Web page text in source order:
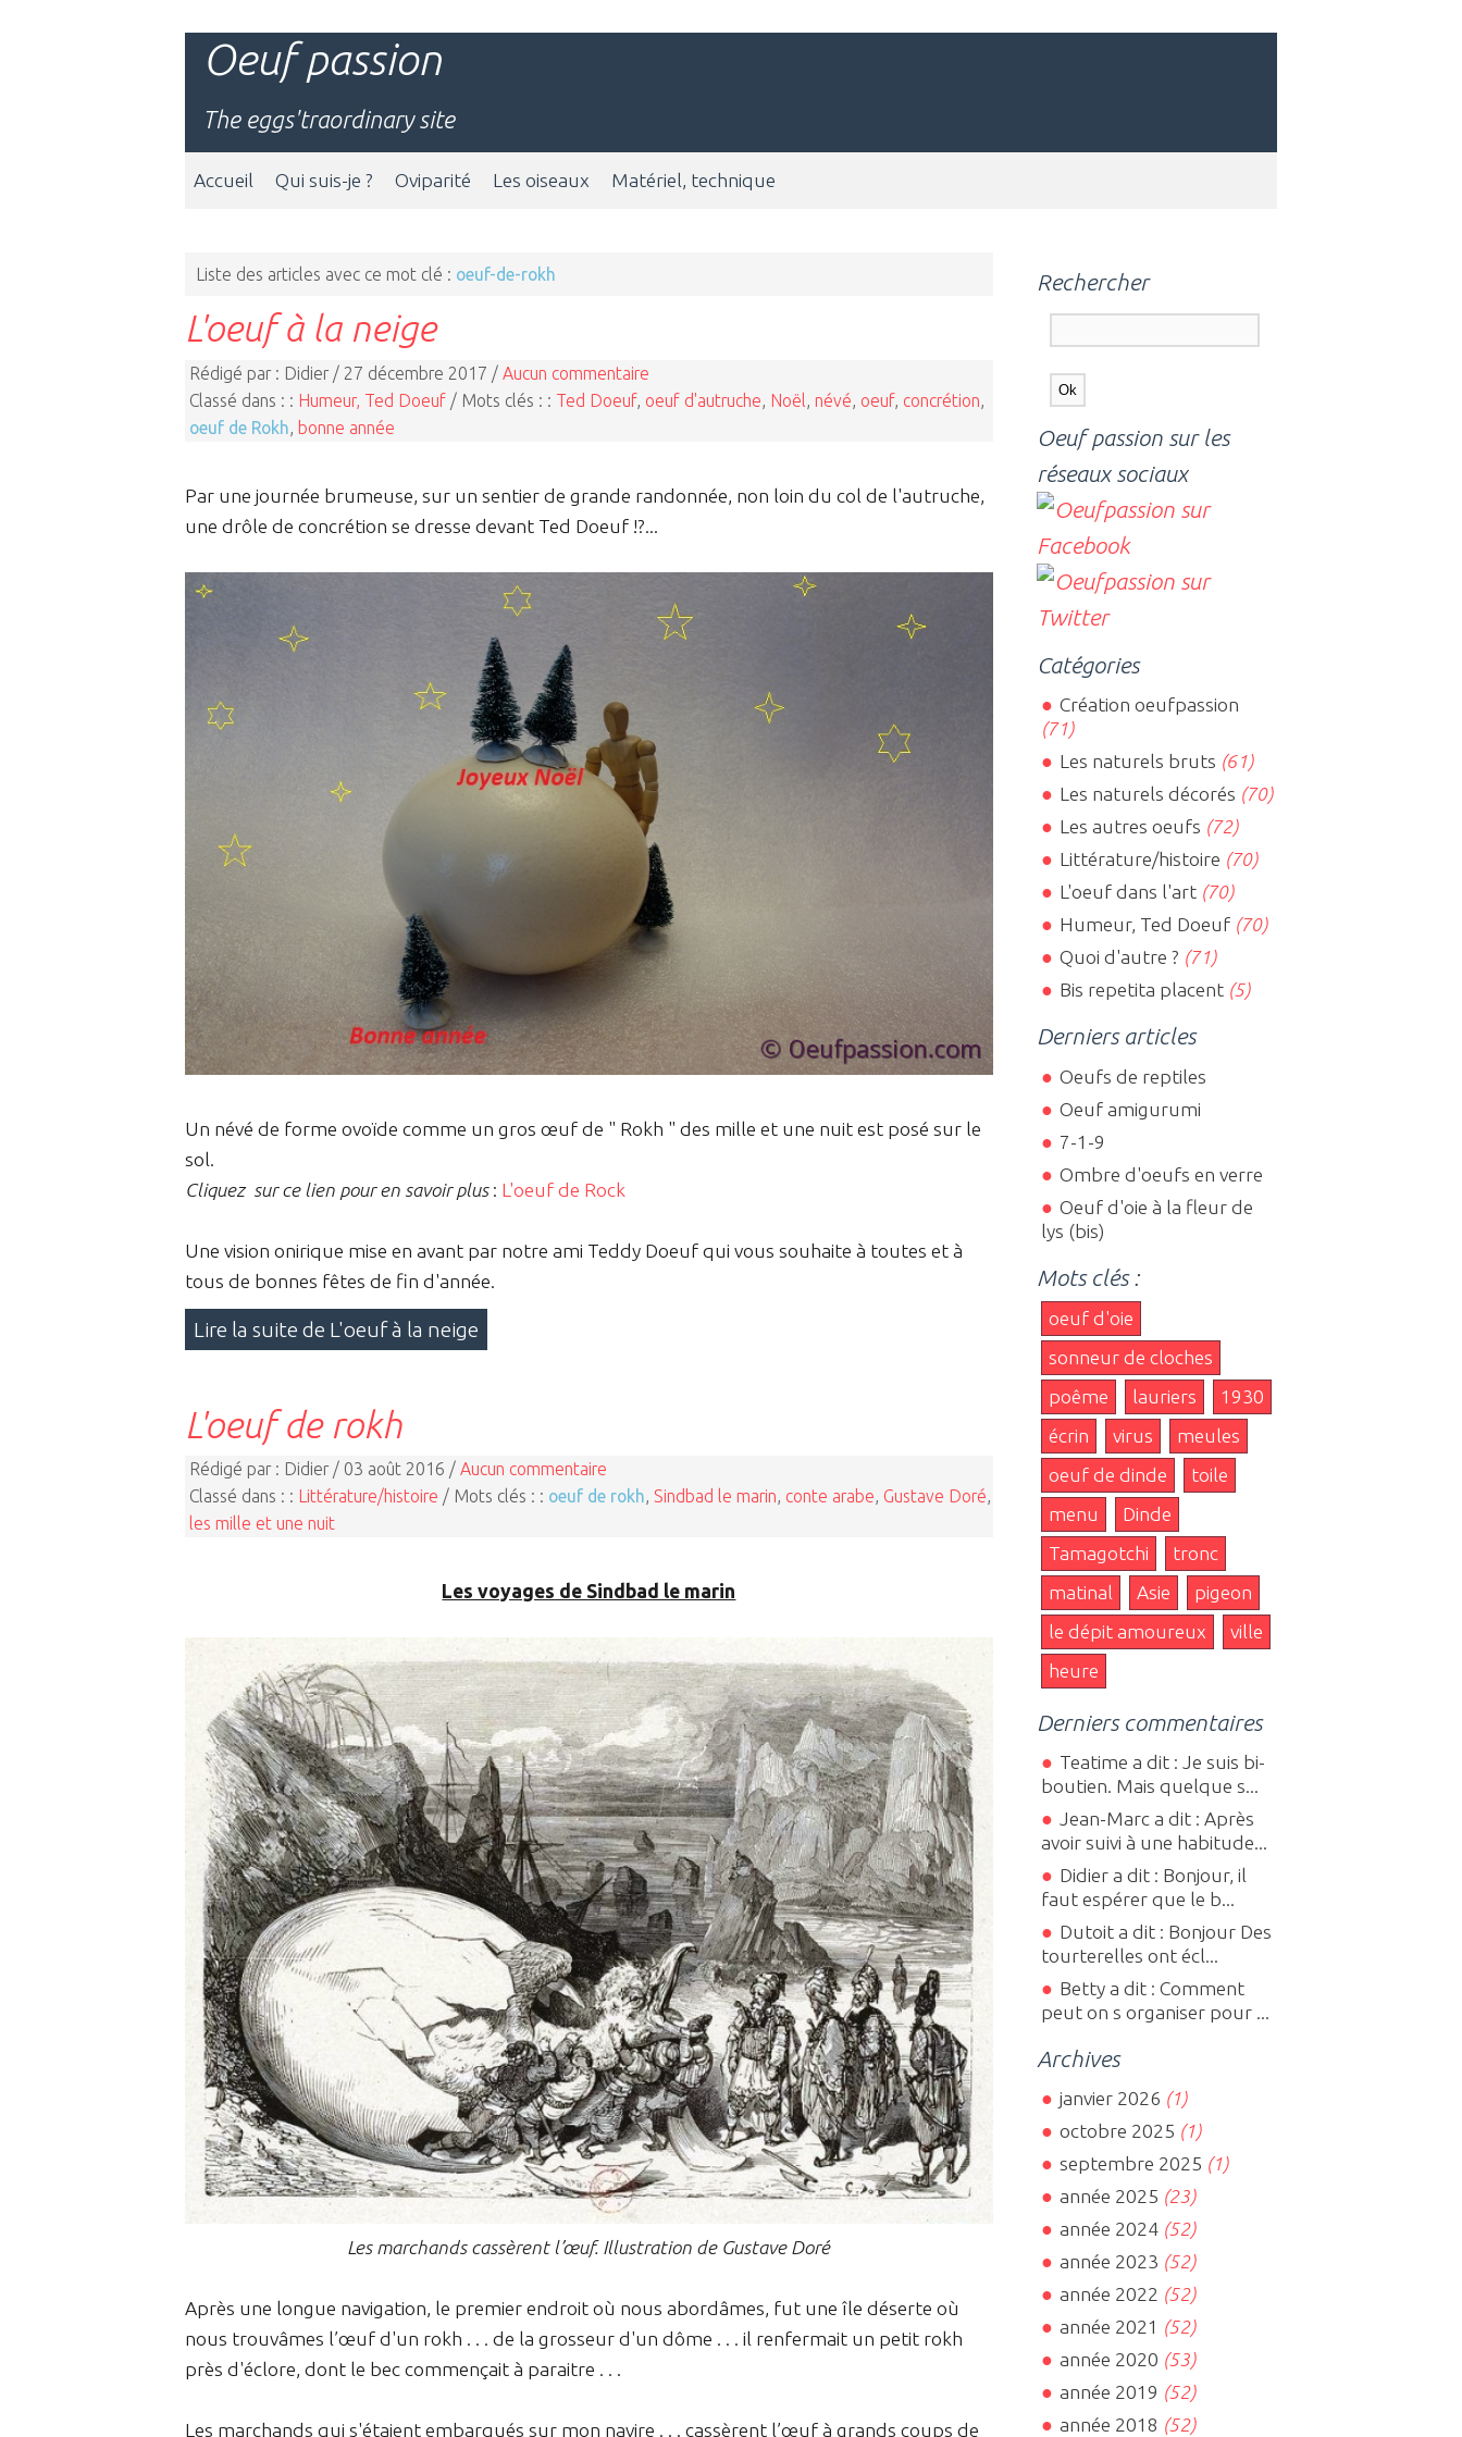
Oeuf passion
The eggs'traordinary site
Accueil Qui suis-je ? Oviparité Les oiseaux Matériel, technique
Liste des articles avec ce mot clé : oeuf-de-rokh
L'oeuf à la neige
Rédigé par : Didier / 27 décembre 2017 / Aucun commentaire
Classé dans : : Humeur, Ted Doeuf / Mots clés : : Ted Doeuf, oeuf d'autruche Noël névé oeuf, concrétion
oeuf de Rokh
bonne année
Par une journée brumeuse, sur un sentier de grande randonnée, non loin du col de l'autruche,
une drôle de concrétion se dresse devant Ted Doeuf !?...
Un névé de forme ovoïde comme un gros œuf de " Rokh " des mille et une nuit est posé sur le
sol.
Cliquez sur ce lien pour en savoir plus: L'oeuf de Rock
Une vision onirique mise en avant par notre ami Teddy Doeuf qui vous souhaite à toutes et à
tous de bonnes fêtes de fin d'année.
Lire la suite de L'oeuf à la neige
L'oeuf de rokh
Rédigé par : Didier / 03 août 2016 / Aucun commentaire
Classé dans : :
Littérature/histoire / Mots clés : : oeuf de rokh, Sindbad le marin, conte arabe, Gustave Doré,
les mille et une nuit
Les voyages de Sindbad le marin
Les marchands cassèrent l’œuf. Illustration de Gustave Doré
Après une longue navigation, le premier endroit où nous abordâmes, fut une île déserte où
nous trouvâmes l’œuf d'un rokh . . . de la grosseur d'un dôme . . . il renfermait un petit rokh
près d'éclore, dont le bec commençait à paraitre . . .
Les marchands qui s'étaient embarqués sur mon navire . . . cassèrent l’œuf à grands coups de
Rechercher
Oeuf passion sur les
réseaux sociaux
Catégories
Création oeufpassion
(71)
Les naturels bruts (61)
Les naturels décorés (70)
Les autres oeufs (72)
Littérature/histoire (70)
L'oeuf dans l'art(70)
Humeur, Ted Doeuf(70)
Quoi d'autre ? (71)
Bis repetita placent(5)
Derniers articles
Oeufs de reptiles
Oeuf amigurumi
7-1-9
Ombre d'oeufs en verre
Oeuf d'oie à la fleur de
lys (bis)
Mots clés :
oeuf d'oie
sonneur de cloches
poême
lauriers
1930
écrin
virus
meules
oeuf de dinde
toile
menu
Dinde
Tamagotchi
tronc
matinal
Asie
pigeon
le dépit amoureux
ville
heure
Derniers commentaires
Teatime a dit : Je suis bi-
boutien. Mais quelque s...
Jean-Marc a dit : Après
avoir suivi à une habitude...
Didier a dit : Bonjour, il
faut espérer que le b...
Dutoit a dit : Bonjour Des
tourterelles ont écl...
Betty a dit : Comment
peut on s organiser pour ...
Archives
janvier 2026 (1)
octobre 2025 (1)
septembre 2025 (1)
année 2025 (23)
année 2024(52)
année 2023 (52)
année 2022 (52)
année 2021 (52)
année 2020 (53)
année 2019 (52)
année 2018 (52)